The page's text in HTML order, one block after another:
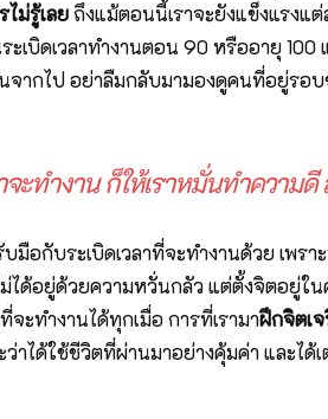
ไม่รู้เลยถึงแม้ตอนนี้เราจะยังแข็งแรงแต่
เบิดเวลาทำงานตอน 90 หรืออายุ 100
จากไป อย่าลืมกลับมามองดูคนที่อยู่รอ
จะทำงาน ก็ให้เราหมั่นทำคว
มือกับระเบิดเวลาที่จะทำงานด้วย เพร
ได้อยู่ด้วยความหวั่นกลัว แต่ตั้งจิตอยู่ใน
ะทำงานได้ทุกเมื่อ การที่เรามาฝึกจิตเ
ว่าได้ใช้ชีวิตที่ผ่านมาอย่างคุ้มค่า และได้